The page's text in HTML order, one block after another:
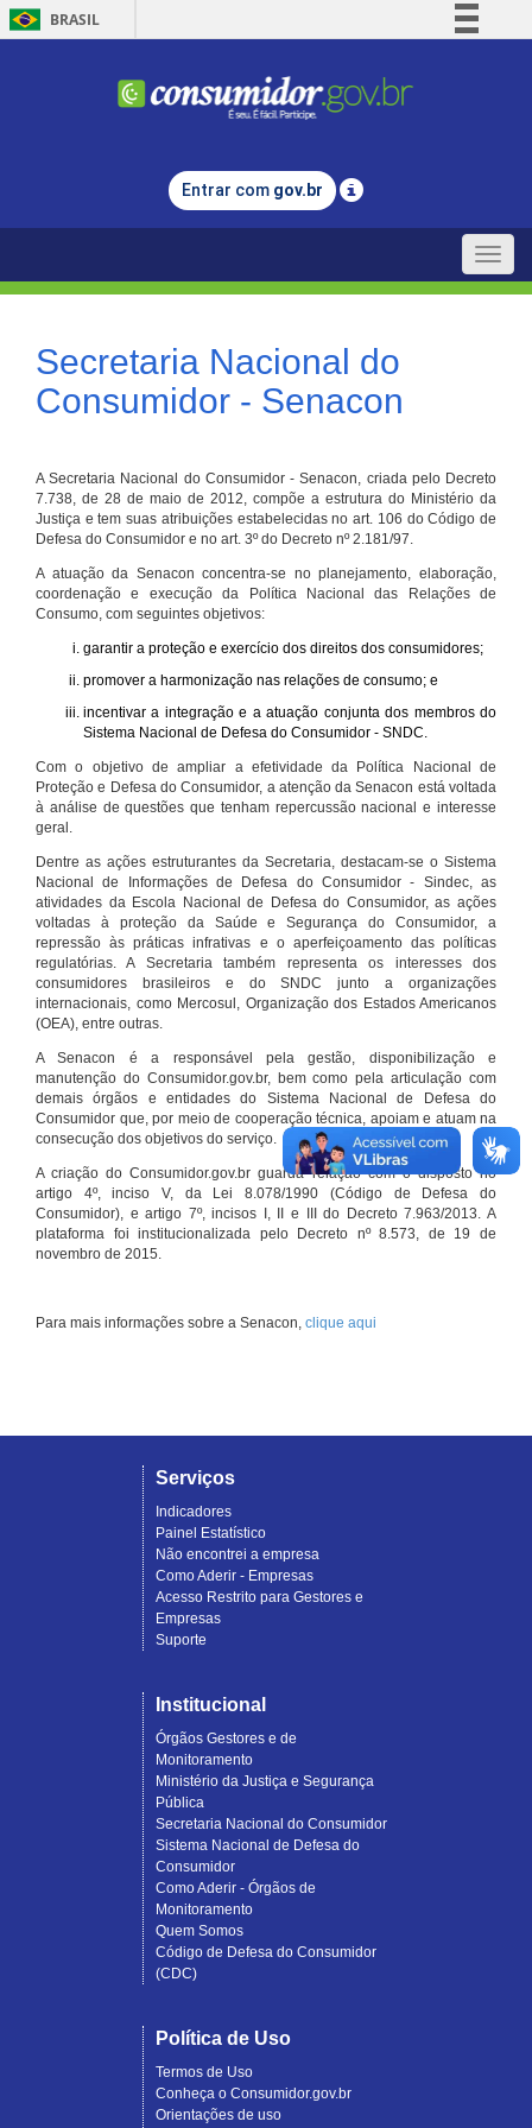
BRASIL
Comunica BR
Legislação
Entrar com gov.br
Toggle
Secretaria Nacional do
Consumidor - Senacon
A Secretaria Nacional do Consumidor - Senacon, criada pelo Decreto
7.738, de 28 de maio de 2012, compõe a estrutura do Ministério da
Justiça e tem suas atribuições estabelecidas no art. 106 do Código de
Defesa do Consumidor e no art. 3º do Decreto nº 2.181/97.
A atuação da Senacon concentra-se no planejamento, elaboração,
coordenação e execução da Política Nacional das Relações de
Consumo, com seguintes objetivos:
garantir a proteção e exercício dos direitos dos consumidores;
promover a harmonização nas relações de consumo; e
incentivar a integração e a atuação conjunta dos membros do
Sistema Nacional de Defesa do Consumidor - SNDC.
Com o objetivo de ampliar a efetividade da Política Nacional de
Proteção e Defesa do Consumidor, a atenção da Senacon está voltada
à análise de questões que tenham repercussão nacional e interesse
geral.
Dentre as ações estruturantes da Secretaria, destacam-se o Sistema
Nacional de Informações de Defesa do Consumidor - Sindec, as
atividades da Escola Nacional de Defesa do Consumidor, as ações
voltadas à proteção da Saúde e Segurança do Consumidor, a
repressão às práticas infrativas e o aperfeiçoamento das políticas
regulatórias. A Secretaria também representa os interesses dos
consumidores brasileiros e do SNDC junto a organizações
internacionais, como Mercosul, Organização dos Estados Americanos
(OEA), entre outras.
A Senacon é a responsável pela gestão, disponibilização e
manutenção do Consumidor.gov.br, bem como pela articulação com
demais órgãos e entidades do Sistema Nacional de Defesa do
Consumidor que, por meio de cooperação técnica, apoiam e atuam na
consecução dos objetivos do serviço.
A criação do Consumidor.gov.br guarda relação com o disposto no
artigo 4º, inciso V, da Lei 8.078/1990 (Código de Defesa do
Consumidor), e artigo 7º, incisos I, II e III do Decreto 7.963/2013. A
plataforma foi institucionalizada pelo Decreto nº 8.573, de 19 de
novembro de 2015.
Para mais informações sobre a Senacon, clique aqui
Serviços
Indicadores
Painel Estatístico
Não encontrei a empresa
Como Aderir - Empresas
Acesso Restrito para Gestores e
Empresas
Suporte
Institucional
Órgãos Gestores e de
Monitoramento
Ministério da Justiça e Segurança
Pública
Secretaria Nacional do Consumidor
Sistema Nacional de Defesa do
Consumidor
Como Aderir - Órgãos de
Monitoramento
Quem Somos
Código de Defesa do Consumidor
(CDC)
Política de Uso
Termos de Uso
Conheça o Consumidor.gov.br
Orientações de uso